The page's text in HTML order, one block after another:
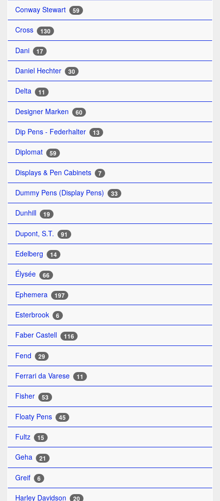
Conway Stewart 59
Cross 130
Dani 17
Daniel Hechter 30
Delta 11
Designer Marken 60
Dip Pens - Federhalter 13
Diplomat 59
Displays & Pen Cabinets 7
Dummy Pens (Display Pens) 33
Dunhill 19
Dupont, S.T. 91
Edelberg 14
Élysée 66
Ephemera 197
Esterbrook 6
Faber Castell 116
Fend 29
Ferrari da Varese 11
Fisher 53
Floaty Pens 45
Fultz 15
Geha 21
Greif 6
Harley Davidson 20